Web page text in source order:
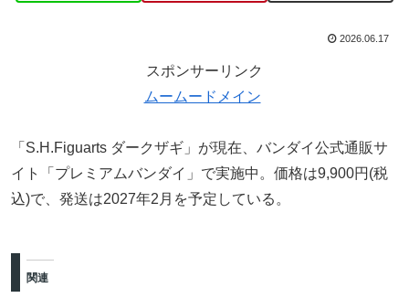
2026.06.17
スポンサーリンク
ムームードメイン
「S.H.Figuarts ダークザギ」が現在、バンダイ公式通販サ
イト「プレミアムバンダイ」で実施中。価格は9,900円(税
込)で、発送は2027年2月を予定している。
関連